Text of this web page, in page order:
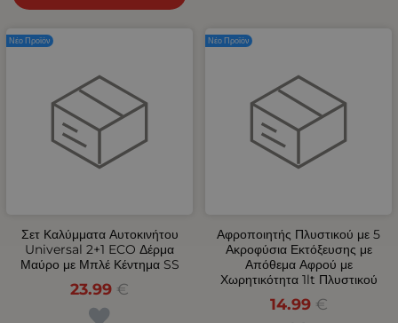
Σετ Καλύμματα Αυτοκινήτου
Universal 2+1 ECO Δέρμα
Μαύρο με Μπλέ Κέντημα SS
23.99 €
Νέο Προϊόν
Αφροποιητής Πλυστικού με 5
Ακροφύσια Εκτόξευσης με
Απόθεμα Αφρού με
Χωρητικότητα 1lt Πλυστικού
14.99 €
Νέο Προϊόν